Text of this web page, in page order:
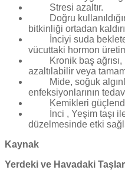
Stresi azaltır.
Doğru
bitkinliği ortadan
İnciyi suda
vücuttaki hormon
Kronik baş
azaltılabilir veya
Mide, soğuk
enfeksiyonlarının
Kemikleri
İnci , Yeşim taşı
düzelmesinde etki
Kaynak
Yerdeki ve Havadaki